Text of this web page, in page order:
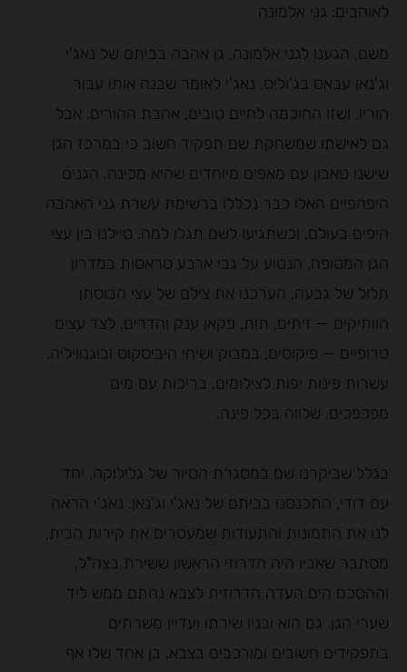
לאוהבים: גני אלמונה
משם, הגענו לגני אלמונה, גן אהבה בביתם של נאג'י
וג'נאן עבאס בג'וליס. נאג'י לאומר שבנה אותו עבור
הוריו, ושזו החוכמה לחיים טובים, אהבת ההורים. אבל
גם לאישתו שמשחקת שם תפקיד חשוב כי במרכז הגן
שישנו טאבון עם מאפים מיוחדים שהיא מכינה. הגנים
היפהפיים האלו כבר נכללו ברשימת עשרת גני האהבה
היפים בעולם, וכשתגיעו לשם תגלו למה. טיילנו בין עצי
הגן המטופח, הנטוע על גבי ארבע טראסות במדרון
תלול של גבעה, הערכנו את צילם של עצי הבוסתן
הוותיקים — זיתים, תות, פקאן ענק והדרים, לצד עצים
טרופיים — פיקוסים, במבוק ושיחי היביסקוס ובוגנוויליה.
עשרות פינות יפות לצילומים, בריכות עם מים
מפכפכים, שלווה בכל פינה.
בגלל שביקרנו שם במסגרת הסיור של גלילוקה, יחד
עם דודי, התכנסנו בביתם של נאג'י וג'נאן. נאג'י הראה
לנו את התמונות והתעודות שמעטרים את קירות הבית,
מסתבר שאביו היה הדרוזי הראשון ששירת בצה"ל,
וההסכם הים העדה הדרוזית לצבא נחתם ממש ליד
שערי הגן. גם הוא ובניו שירתו ועדיין משרתים
בתפקידים חשובים ומורכבים בצבא. בן אחד שלו אף